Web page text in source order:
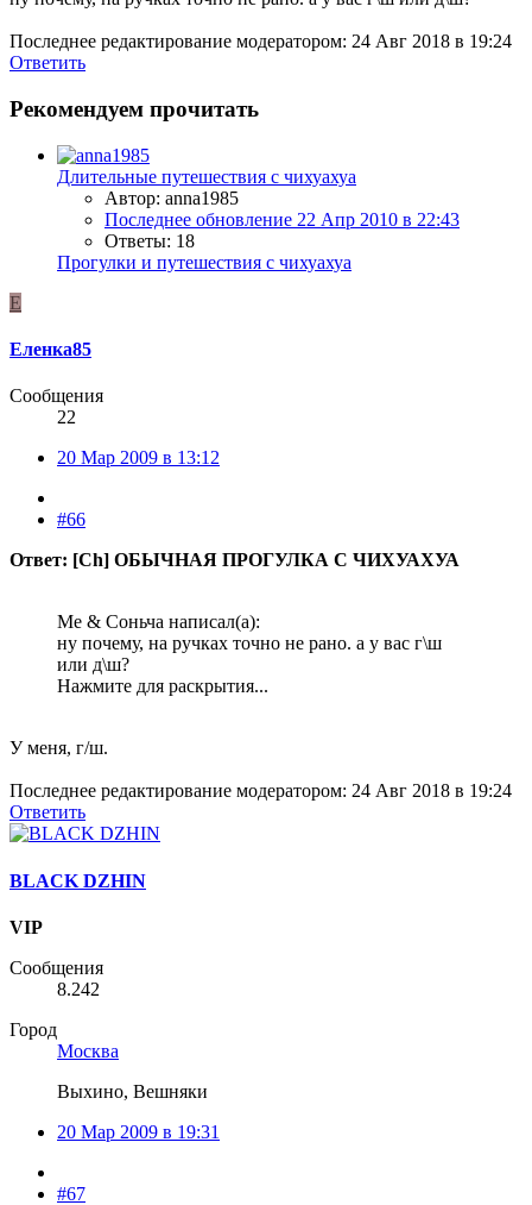
Последнее редактирование модератором: 24 Авг 2018 в 19:24
Ответить
Рекомендуем прочитать
Длительные путешествия с чихуахуа
Автор: anna1985
Последнее обновление 22 Апр 2010 в 22:43
Ответы: 18
Прогулки и путешествия с чихуахуа
Е
Еленка85
Сообщения
22
20 Мар 2009 в 13:12
#66
Ответ: [Ch] ОБЫЧНАЯ ПРОГУЛКА С ЧИХУАХУА
Me & Соньча написал(а):
ну почему, на ручках точно не рано. а у вас г\ш
или д\ш?
Нажмите для раскрытия...
У меня, г/ш.
Последнее редактирование модератором: 24 Авг 2018 в 19:24
Ответить
BLACK DZHIN
VIP
Сообщения
8.242
Город
Москва
Выхино, Вешняки
20 Мар 2009 в 19:31
#67